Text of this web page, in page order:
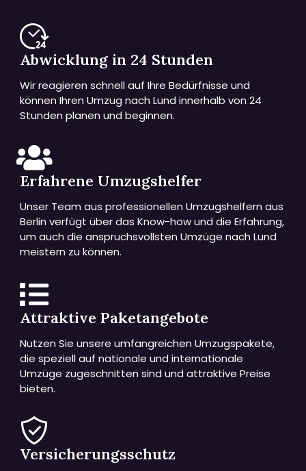
Abwicklung in 24 Stunden
Wir reagieren schnell auf Ihre Bedürfnisse und
können Ihren Umzug nach Lund innerhalb von 24
Stunden planen und beginnen.
Erfahrene Umzugshelfer
Unser Team aus professionellen Umzugshelfern aus
Berlin verfügt über das Know-how und die Erfahrung,
um auch die anspruchsvollsten Umzüge nach Lund
meistern zu können.
Attraktive Paketangebote
Nutzen Sie unsere umfangreichen Umzugspakete,
die speziell auf nationale und internationale
Umzüge zugeschnitten sind und attraktive Preise
bieten.
Versicherungsschutz